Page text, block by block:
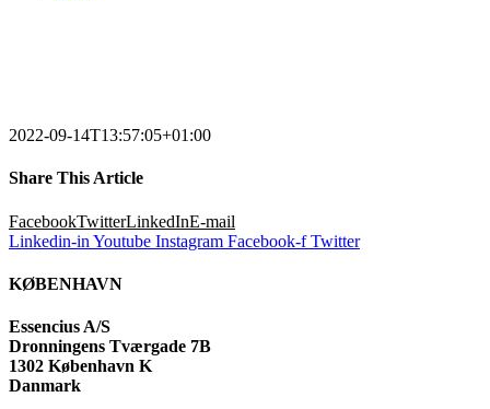
2022-09-14T13:57:05+01:00
Share This Article
FacebookTwitterLinkedInE-mail
Linkedin-in Youtube Instagram Facebook-f Twitter
KØBENHAVN
Essencius A/S
Dronningens Tværgade 7B
1302 København K
Danmark